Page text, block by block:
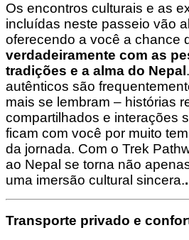
Os encontros culturais e as
incluídas neste passeio vão
oferecendo a você a chance
verdadeiramente com as
tradições e a alma do Nepal
autênticos são
mais se lembram – histórias
compartilhados e interações
ficam com você por muito
da jornada. Com o Trek
ao Nepal se torna não
uma imersão cultural sincera..
Transporte privado e